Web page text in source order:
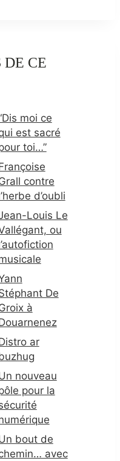
DE CE
moi ce
est sacré
toi…”
contre
d’oubli
Louis Le
ou
De
à
ar
nouveau
pour la
bout de
avec